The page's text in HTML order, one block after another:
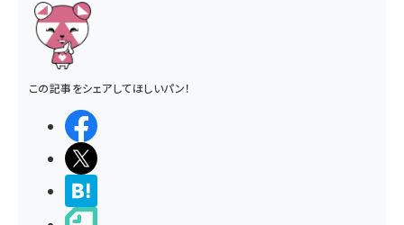
この記事をシェアしてほしいパン！